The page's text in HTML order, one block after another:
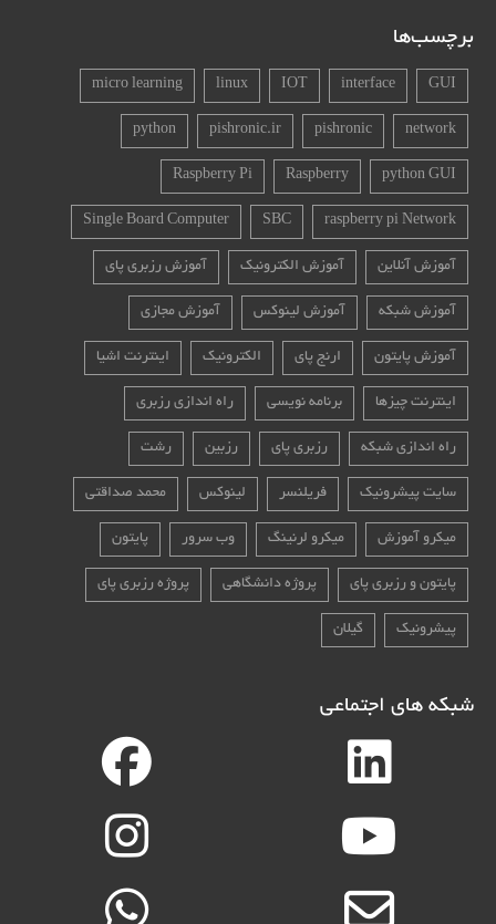
برچسب‌ها
GUI
interface
IOT
linux
micro learning
network
pishronic
pishronic.ir
python
python GUI
Raspberry
Raspberry Pi
raspberry pi Network
SBC
Single Board Computer
آموزش آنلاین آموزش الکترونیک آموزش رزبری پای
آموزش شبکه آموزش لینوکس آموزش مجازی
آموزش پایتون ارنج پای الکترونیک اینترنت اشیا
اینترنت چیزها برنامه نویسی راه اندازی رزبری
راه اندازی شبکه رزبری پای رزبین رشت
سایت پیشرونیک فریلنسر لینوکس محمد صداقتی
میکرو آموزش میکرو لرنینگ وب سرور پایتون
پایتون و رزبری پای پروژه دانشگاهی پروژه رزبری پای
پیشرونیک گیلان
شبکه های اجتماعی